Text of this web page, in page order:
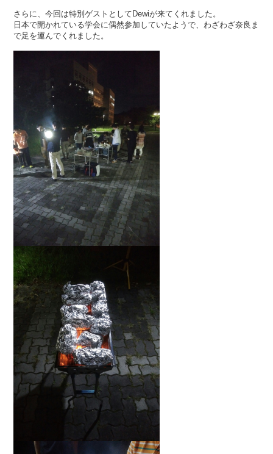
さらに、今回は特別ゲストとしてDewiが来てくれました。
日本で開かれている学会に偶然参加していたようで、わざわざ奈良ま
で足を運んでくれました。